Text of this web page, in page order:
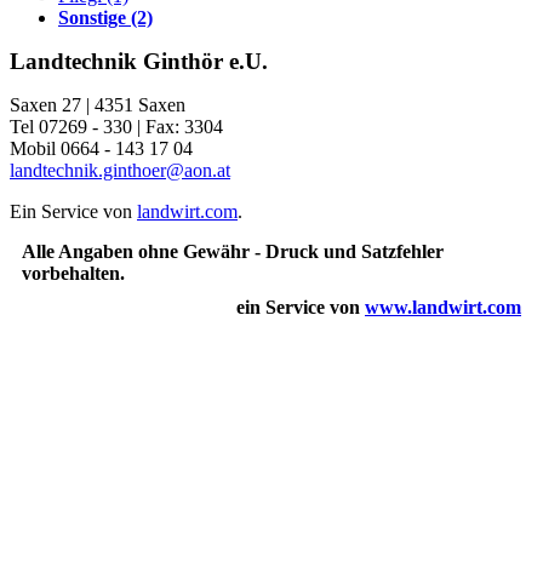
Sonstige (2)
Landtechnik Ginthör e.U.
Saxen 27 | 4351 Saxen
Tel 07269 - 330 | Fax: 3304
Mobil 0664 - 143 17 04
landtechnik.ginthoer@aon.at
Ein Service von landwirt.com.
Alle Angaben ohne Gewähr - Druck und Satzfehler
vorbehalten.
ein Service von www.landwirt.com